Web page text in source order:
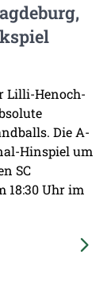
Lilli-Henoch-
Die A-
Hinspiel um
SC
18:30 Uhr im